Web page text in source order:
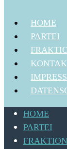
HOME
PARTEI
HOME
PARTEI
FRAKTION